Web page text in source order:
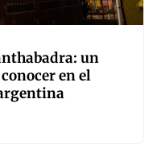
un
en el